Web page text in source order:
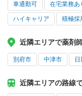
車通勤可 在宅業務あ
ハイキャリア 積極採
近隣エリアで薬剤
別府市 中津市
近隣エリアの路線